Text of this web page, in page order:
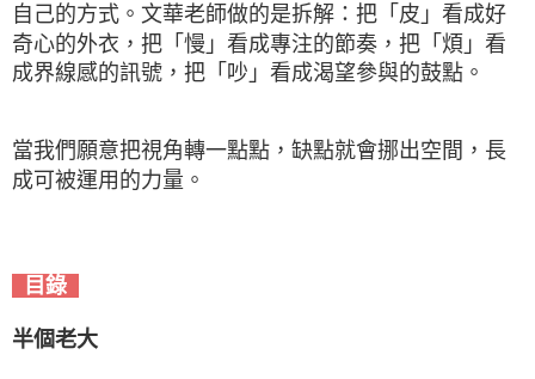
自己的方式。文華老師做的是拆解：把「皮」看成好
奇心的外衣，把「慢」看成專注的節奏，把「煩」看
成界線感的訊號，把「吵」看成渴望參與的鼓點。
當我們願意把視角轉一點點，缺點就會挪出空間，長
成可被運用的力量。
目錄
半個老大